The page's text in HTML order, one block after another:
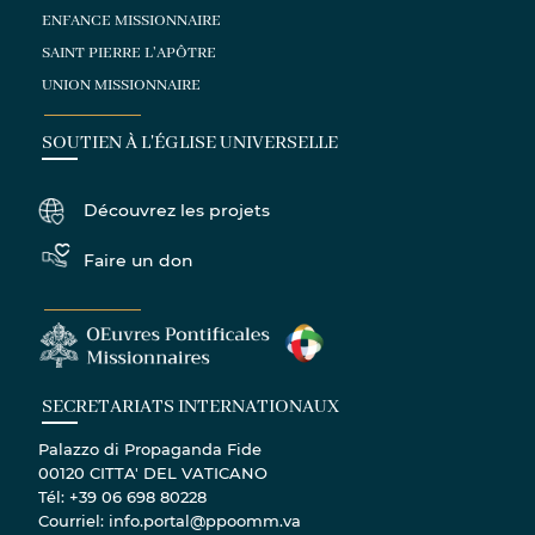
ENFANCE MISSIONNAIRE
SAINT PIERRE L'APÔTRE
UNION MISSIONNAIRE
SOUTIEN À L'ÉGLISE UNIVERSELLE
Découvrez les projets
Faire un don
SECRETARIATS INTERNATIONAUX
Palazzo di Propaganda Fide
00120 CITTA' DEL VATICANO
Tél: +39 06 698 80228
Courriel: info.portal@ppoomm.va